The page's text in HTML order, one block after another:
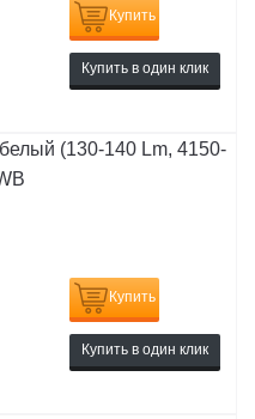
Купить
Купить в один клик
(130-140 Lm, 4150-
Купить
Купить в один клик